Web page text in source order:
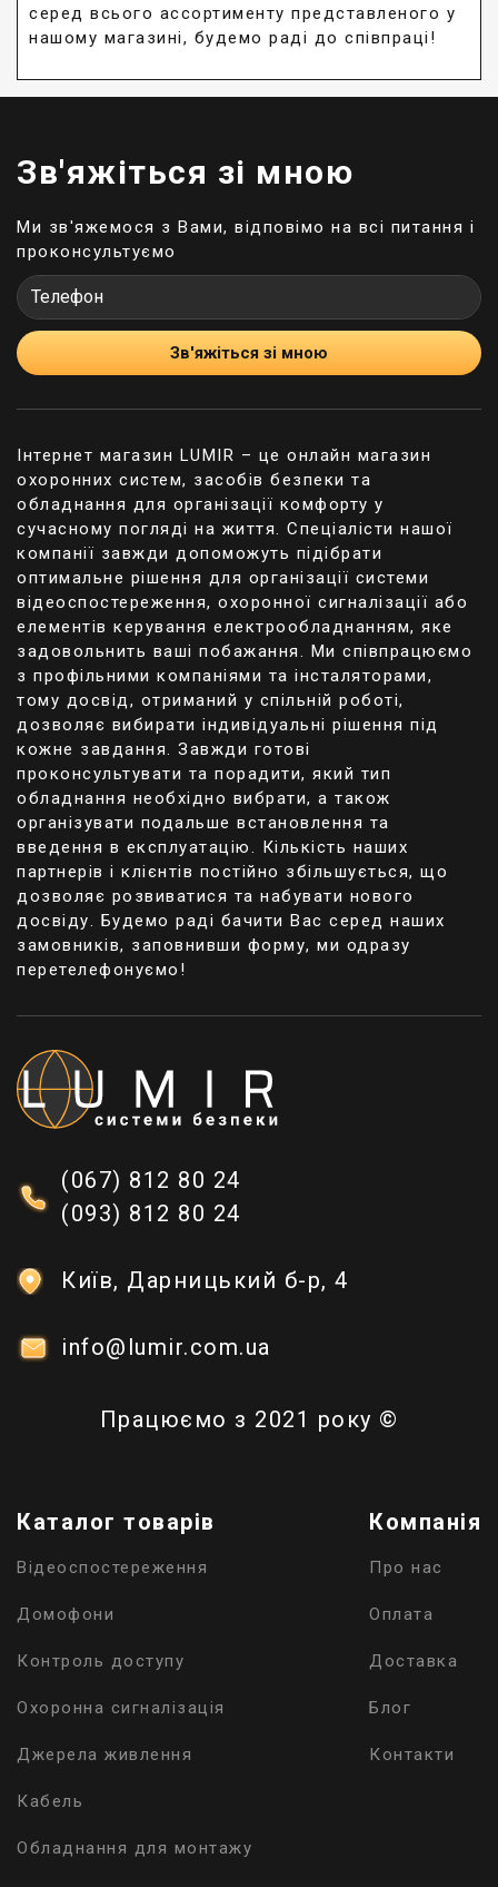
серед всього ассортименту представленого у
нашому магазині, будемо раді до співпраці!
Зв'яжіться зі мною
Ми зв'яжемося з Вами, відповімо на всі питання і
проконсультуємо
Зв'яжіться зі мною
Інтернет магазин LUMIR – це онлайн магазин
охоронних систем, засобів безпеки та
обладнання для організації комфорту у
сучасному погляді на життя. Спеціалісти нашої
компанії завжди допоможуть підібрати
оптимальне рішення для організації системи
відеоспостереження, охоронної сигналізації або
елементів керування електрообладнанням, яке
задовольнить ваші побажання. Ми співпрацюємо
з профільними компаніями та інсталяторами,
тому досвід, отриманий у спільній роботі,
дозволяє вибирати індивідуальні рішення під
кожне завдання. Завжди готові
проконсультувати та порадити, який тип
обладнання необхідно вибрати, а також
організувати подальше встановлення та
введення в експлуатацію. Кількість наших
партнерів і клієнтів постійно збільшується, що
дозволяє розвиватися та набувати нового
досвіду. Будемо раді бачити Вас серед наших
замовників, заповнивши форму, ми одразу
перетелефонуємо!
(067) 812 80 24
(093) 812 80 24
Київ, Дарницький б-р, 4
info@lumir.com.ua
Працюємо з 2021 року ©
Каталог товарів
Відеоспостереження
Домофони
Контроль доступу
Охоронна сигналізація
Джерела живлення
Кабель
Обладнання для монтажу
Компанія
Про нас
Оплата
Доставка
Блог
Контакти